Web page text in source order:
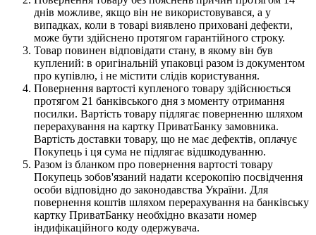
днів можливе, якщо він не використовувався, а у
випадках, коли в товарі виявлено приховані дефекти,
може бути здійснено протягом гарантійного строку.
Товар повинен відповідати стану, в якому він був
куплений: в оригінальній упаковці разом із документом
про купівлю, і не містити слідів користування.
Повернення вартості купленого товару здійснюється
протягом 21 банківського дня з моменту отримання
посилки. Вартість товару підлягає поверненню шляхом
перерахування на картку ПриватБанку замовника.
Вартість доставки товару, що не має дефектів, оплачує
Покупець і ця сума не підлягає відшкодуванню.
Разом із бланком про повернення вартості товару
Покупець зобов'язаний надати ксерокопію посвідчення
особи відповідно до законодавства України. Для
повернення коштів шляхом перерахування на банківську
картку ПриватБанку необхідно вказати номер
індифікаційного коду одержувача.